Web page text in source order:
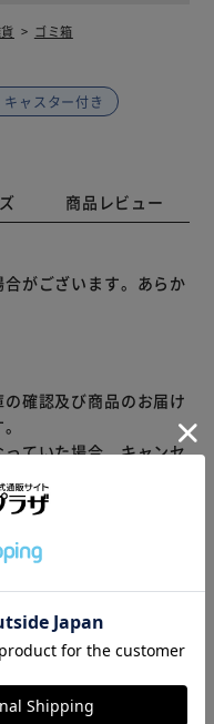
ゴミ箱
ャスター付き
商品レビュー
がございます。あらか
確認及び商品のお届け
ていた場合、キャンセ
ております。
たします。
オススメ商品です。
すめ ▼